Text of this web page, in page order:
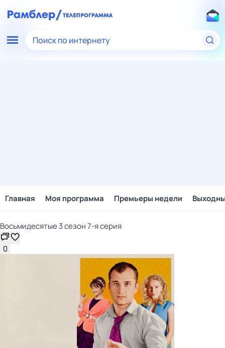
Поиск по интернету
Главная Моя программа Премьеры недели
Восьмидесятые 3 сезон 7-я серия
0